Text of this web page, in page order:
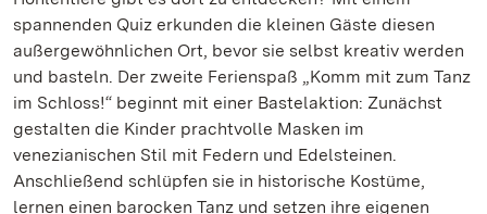
spannenden Quiz erkunden die kleinen Gäste diesen
außergewöhnlichen Ort, bevor sie selbst kreativ werden
und basteln. Der zweite Ferienspaß „Komm mit zum Tanz
im Schloss!“ beginnt mit einer Bastelaktion: Zunächst
gestalten die Kinder prachtvolle Masken im
venezianischen Stil mit Federn und Edelsteinen.
Anschließend schlüpfen sie in historische Kostüme,
lernen einen barocken Tanz und setzen ihre eigenen